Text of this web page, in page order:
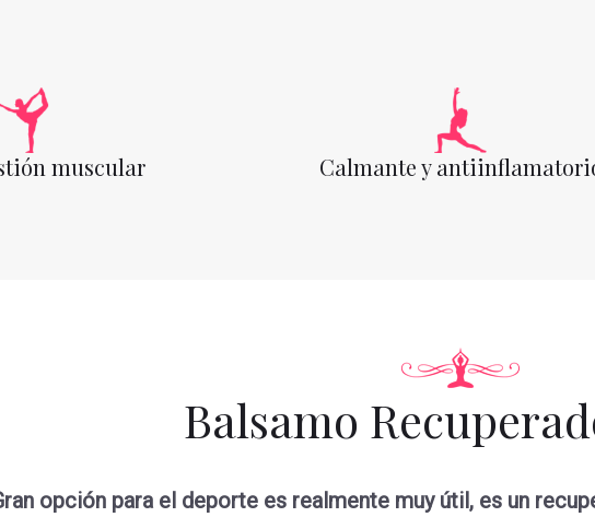
muscular Calmante y
Balsamo
opción para el deporte es realmente muy útil, es un